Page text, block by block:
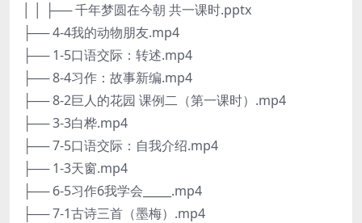
│ │ ├── 千年梦圆在今朝 共一课时.pptx
├── 4-4我的动物朋友.mp4
├── 1-5口语交际：转述.mp4
├── 8-4习作：故事新编.mp4
├── 8-2巨人的花园 课例二（第一课时）.mp4
├── 3-3白桦.mp4
├── 7-5口语交际：自我介绍.mp4
├── 1-3天窗.mp4
├── 6-5习作6我学会_____.mp4
├── 7-1古诗三首（墨梅）.mp4